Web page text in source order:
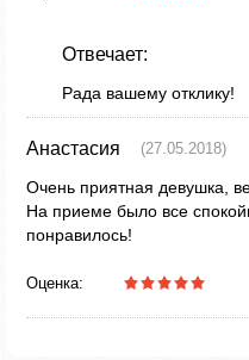
Отвечает:
Рада вашему отклику!
Анастасия (27.05.2018)
Очень приятная девушка,
На приеме было все
понравилось!
Оценка: